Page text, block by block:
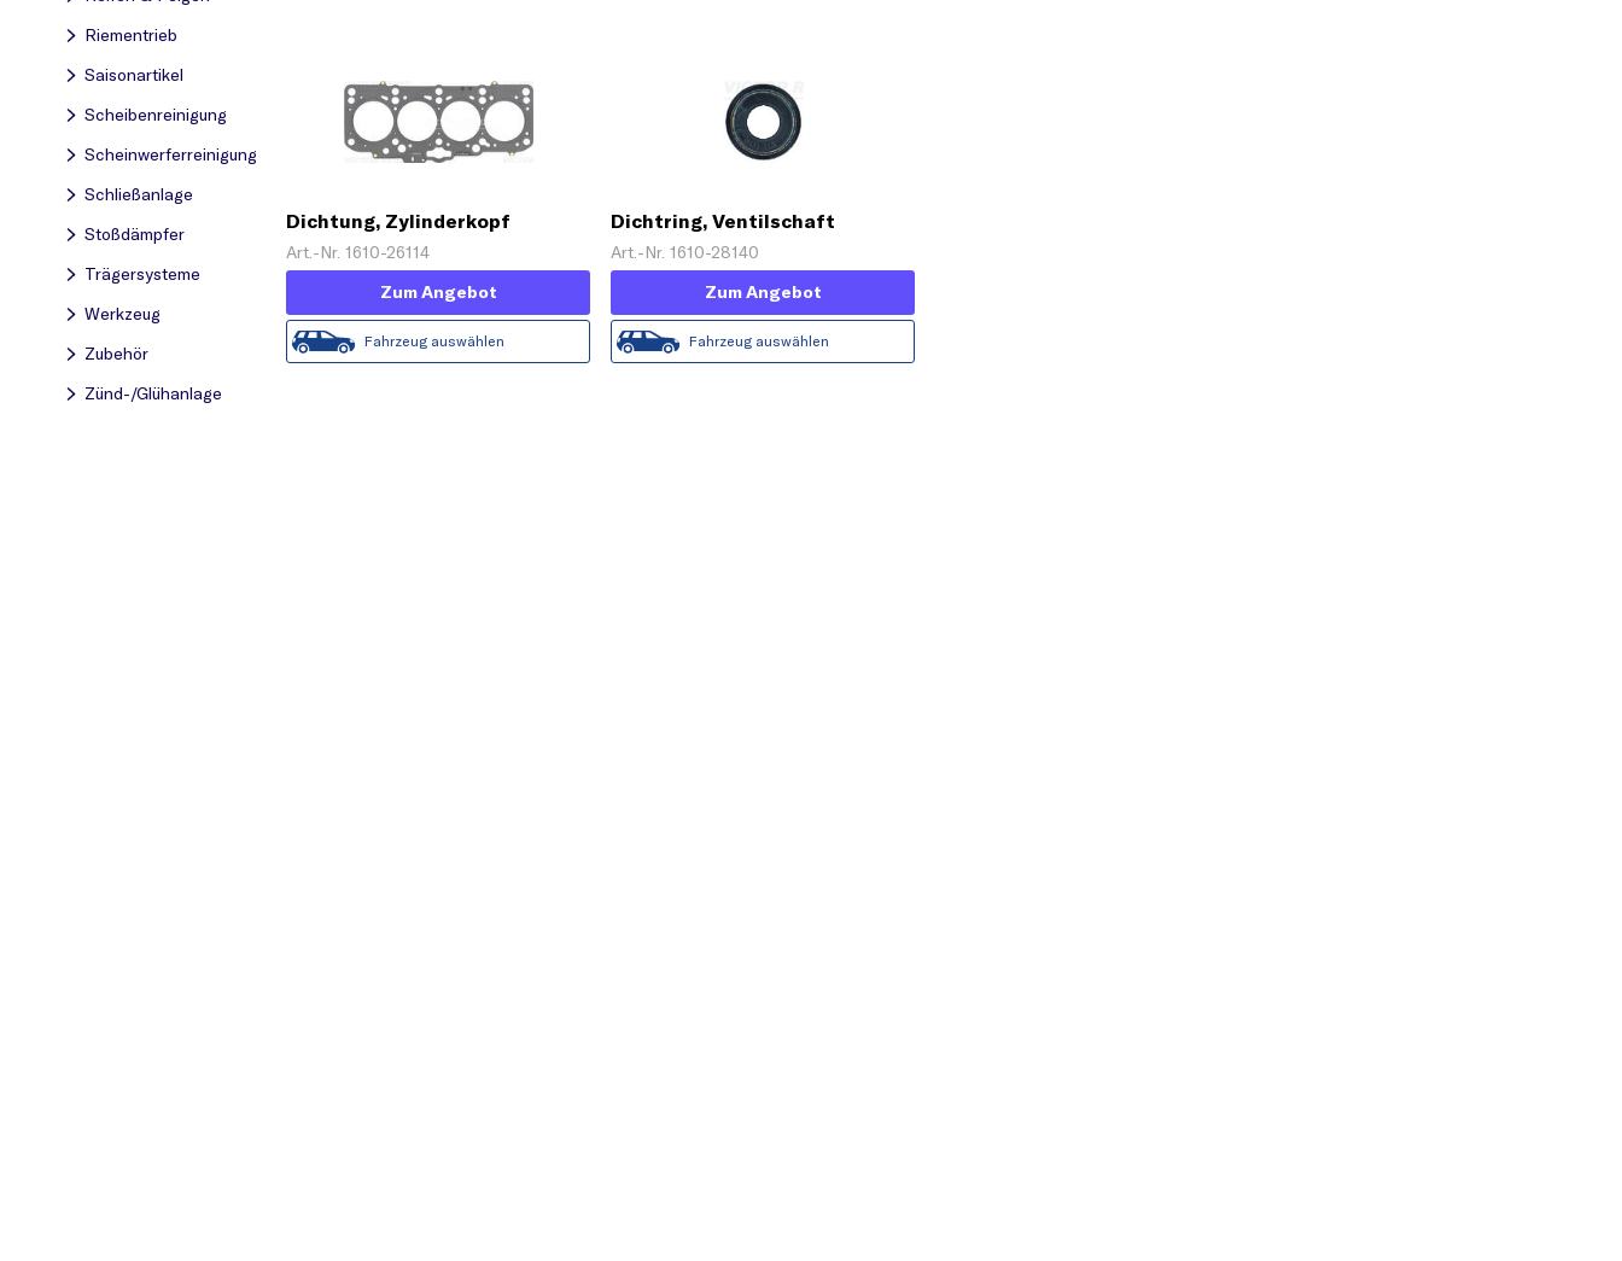
Riementrieb
Saisonartikel
Scheibenreinigung
Scheinwerferreinigung
Schließanlage
Stoßdämpfer
Trägersysteme
Werkzeug
Zubehör
Zünd-/Glühanlage
Dichtung, Zylinderkopf
Art.-Nr. 1610-26114
Zum Angebot
Fahrzeug auswählen
Dichtring, Ventilschaft
Art.-Nr. 1610-28140
Zum Angebot
Fahrzeug auswählen